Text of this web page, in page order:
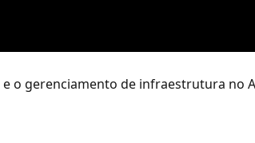
o gerenciamento de infraestrutura no